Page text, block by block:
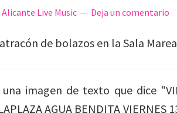
Alicante Live Music Deja un comentario
de bolazos en la Sala